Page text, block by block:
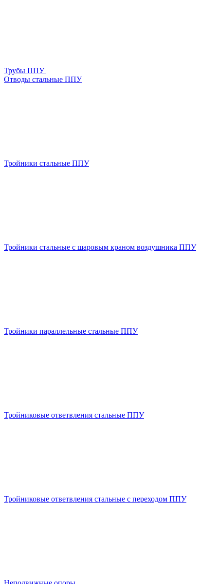
Трубы ППУ
Отводы стальные ППУ
Тройники стальные ППУ
Тройники стальные с шаровым краном воздушника ППУ
Тройники параллельные стальные ППУ
Тройниковые ответвления стальные ППУ
Тройниковые ответвления стальные с переходом ППУ